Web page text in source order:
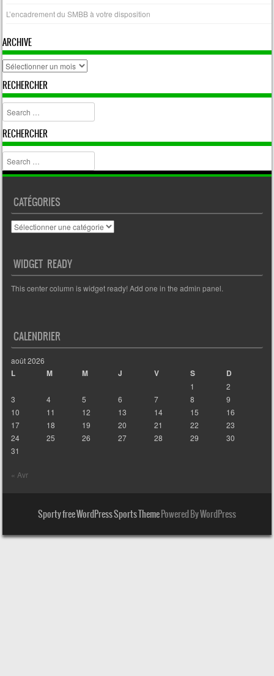
L’encadrement du SMBB à votre disposition
ARCHIVE
archive
RECHERCHER
Search
RECHERCHER
Search
CATÉGORIES
Catégories
WIDGET READY
This center column is widget ready! Add one in the admin panel.
CALENDRIER
août 2026
L M M J V S D
1
2
3
4 5 6 7 8
9
10
11 12 13 14 15
16
17
18 19 20 21 22
23
24
25 26 27 28 29
30
31
« Avr
Sporty free WordPress Sports ThemePowered By WordPress